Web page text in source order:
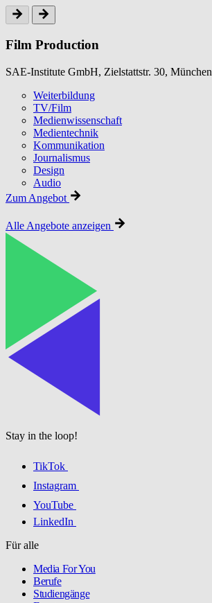
Film Production
SAE-Institute GmbH, Zielstattstr. 30, München
Weiterbildung
TV/Film
Medienwissenschaft
Medientechnik
Kommunikation
Journalismus
Design
Audio
Zum Angebot
Alle Angebote anzeigen
Stay in the loop!
TikTok
Instagram
YouTube
LinkedIn
Für alle
Media For You
Berufe
Studiengänge